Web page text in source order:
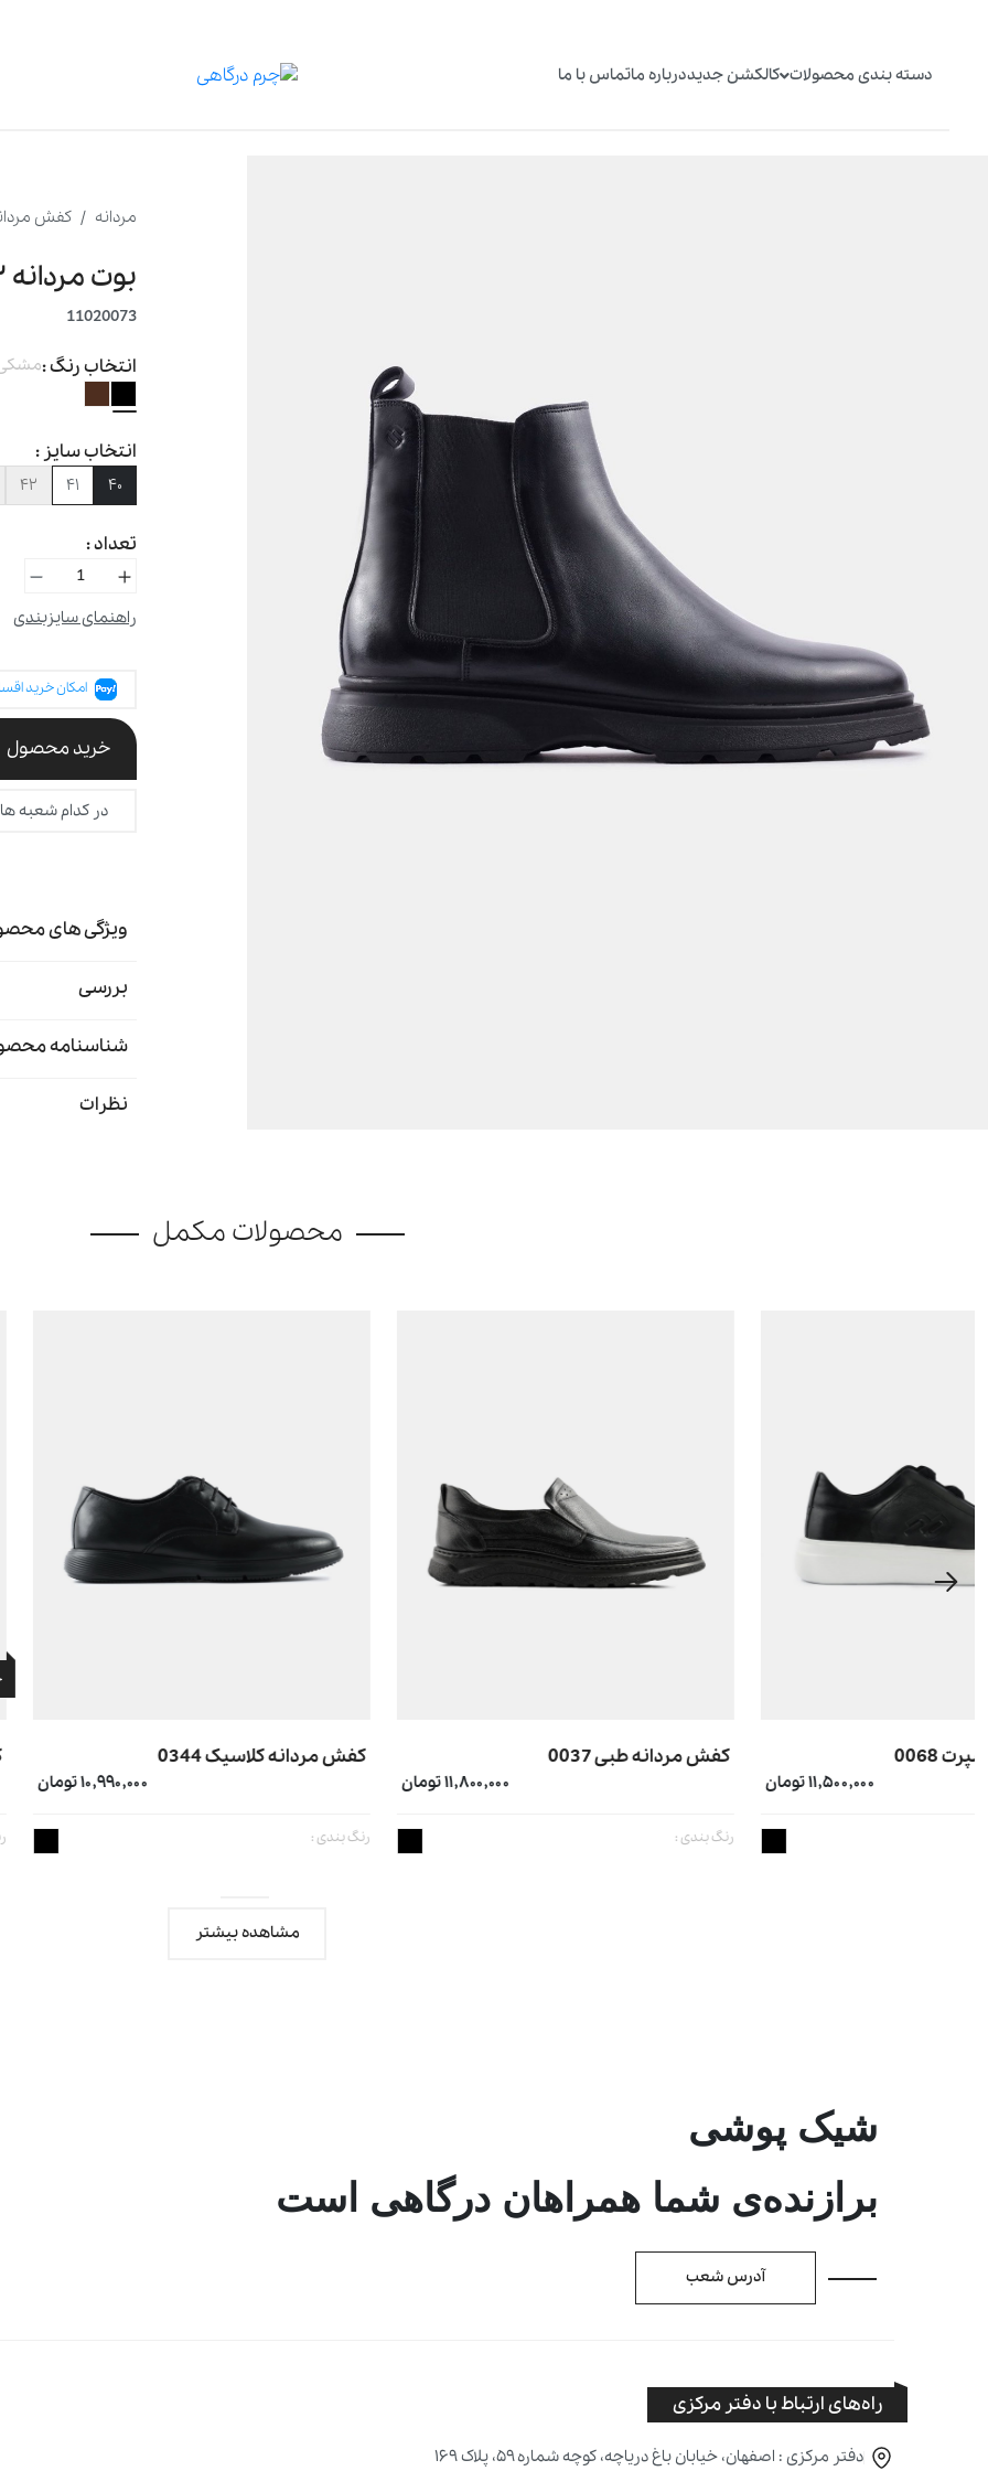
دسته بندی محصولات کالکشن جدیددرباره ماتماس با ما
مردانه کفش
بوت مردانه ۰۰۷۳
11020073
انتخاب رنگ :
انتخاب سایز :
۴۰ ۴۱ ۴۲
تعداد :
راهنمای سایزبندی
امکان خرید
خرید محصول
در کدام شعبه
ویژگی های
بررسی
شناسنامه
نظرات
محصولات مکمل
کفش مردانه طبی 0037 کفش مردانه کلاسیک 0344 کفش مردانه مجلسی 0102
۷,۶۵۰,۰۰۰
مشاهده بیشتر
شیک پوشی
برازنده‌ی شما همراهان درگاهی است
آدرس شعب
راه‌های ارتباط با دفتر مرکزی
دفتر مرکزی : اصفهان، خیابان باغ دریاچه، کوچه شماره ۵۹، پلاک ۱۶۹